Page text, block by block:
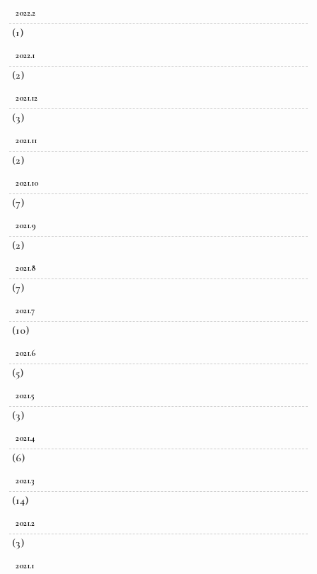
2022.2
(1)
2022.1
(2)
2021.12
(3)
2021.11
(2)
2021.10
(7)
2021.9
(2)
2021.8
(7)
2021.7
(10)
2021.6
(5)
2021.5
(3)
2021.4
(6)
2021.3
(14)
2021.2
(3)
2021.1